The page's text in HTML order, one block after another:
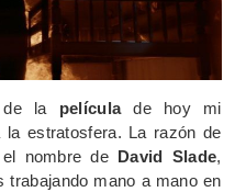
de la películade hoy mi
estratosfera. La razón de
nombre de David Slade,
trabajando mano a mano en